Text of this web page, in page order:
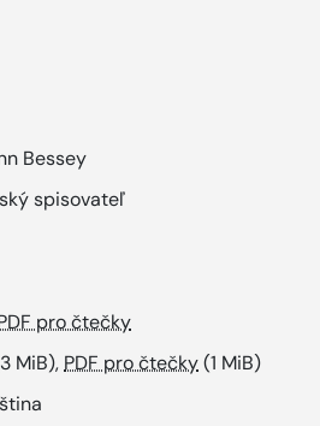
Bessey
spisovateľ
pro čtečky
MiB), PDF pro čtečky(1 MiB)